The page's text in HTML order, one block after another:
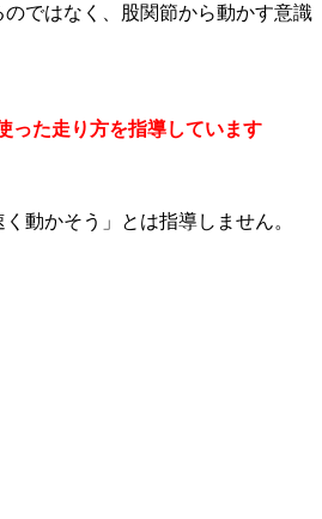
ではなく、股関節から動かす意識
った走り方を指導しています
動かそう」とは指導しません。